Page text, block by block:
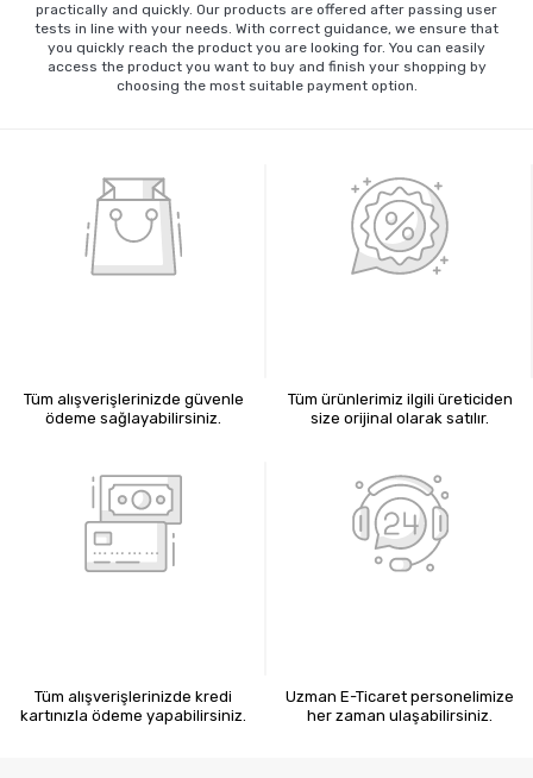
practically and quickly. Our products are offered after passing user
tests in line with your needs. With correct guidance, we ensure that
you quickly reach the product you are looking for. You can easily
access the product you want to buy and finish your shopping by
choosing the most suitable payment option.
Tüm alışverişlerinizde güvenle
ödeme sağlayabilirsiniz.
Tüm ürünlerimiz ilgili üreticiden
size orijinal olarak satılır.
Tüm alışverişlerinizde kredi
kartınızla ödeme yapabilirsiniz.
Uzman E-Ticaret personelimize
her zaman ulaşabilirsiniz.